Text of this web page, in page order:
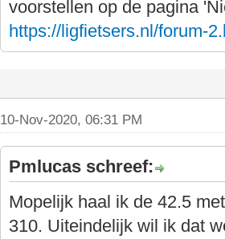
voorstellen op de pagina
https://ligfietsers.nl/forum-
10-Nov-2020, 06:31 PM
Pmlucas schreef:
Mopelijk haal ik de 42.5
310. Uiteindelijk wil ik dat